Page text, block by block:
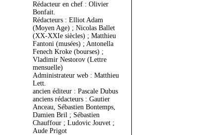
Rédacteur en chef : Olivier
Bonfait.
Rédacteurs : Elliot Adam
(Moyen Age) ; Nicolas Ballet
(XX-XXIe siècles) ; Matthieu
Fantoni (musées) ; Antonella
Fenech Kroke (bourses) ;
Vladimir Nestorov (Lettre
mensuelle)
Administrateur web : Matthieu
Lett.
ancien éditeur : Pascale Dubus
anciens rédacteurs : Gautier
Anceau, Sébastien Bontemps,
Damien Bril ; Sébastien
Chauffour ; Ludovic Jouvet ;
Aude Prigot